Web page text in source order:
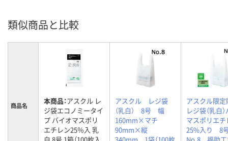
類似商品と比較
商品名 本商品：アスクル レ
ジ袋エコノミータイ
プ バイオマスポリ
エチレン25％入 乳
アスクル レジ袋
（乳白） 8号 幅
160mm×マチ
90mm×縦
アスクル限
レジ袋（乳白
マスポリエチ
25%入り